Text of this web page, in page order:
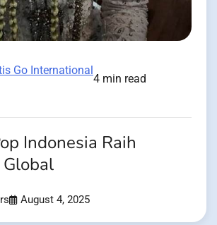
Go International
4 min read
Indonesia Raih
August 4, 2025